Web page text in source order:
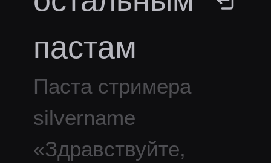
пастам
Паста стримера
silvername
«Здравствуйте,